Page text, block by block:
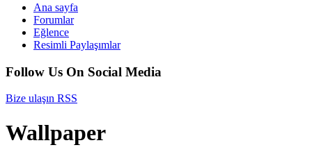
Ana sayfa
Forumlar
Eğlence
Resimli Paylaşımlar
Follow Us On Social Media
Bize ulaşın RSS
Wallpaper